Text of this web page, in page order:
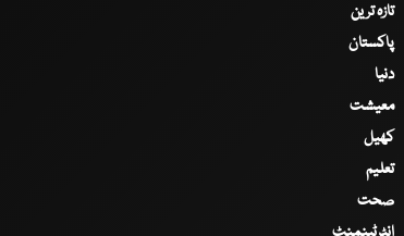
تازہ ترین
پاکستان
دنیا
معیشت
کھیل
تعلیم
صحت